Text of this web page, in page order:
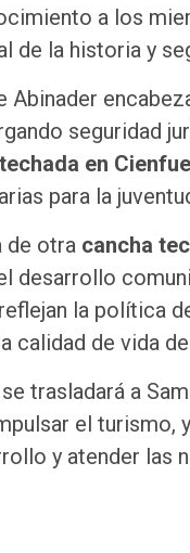
a los
de la historia y
seguridad
en
para la
de otra cancha
desarrollo
la política
calidad de vida
trasladará a
el turismo,
y atender las